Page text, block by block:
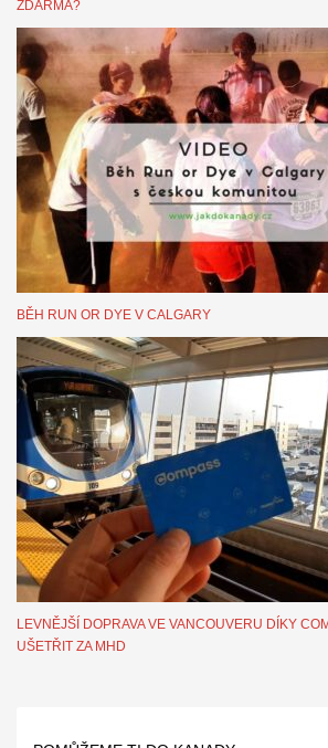
ZDARMA?
BĚH RUN OR DYE V CALGARY
LEVNĚJŠÍ DOPRAVA VE VANCOUVERU DÍKY
UŠETŘIT ZA MHD